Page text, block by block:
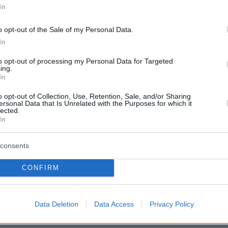
opt-out of the Sale of my Personal Data.
opt-out of processing my Personal Data for Targeted
opt-out of Collection, Use, Retention, Sale, and/or Sharing
Data that Is Unrelated with the Purposes for which it
CONFIRM
Data Deletion Data Access Privacy Policy
protothema.gr στο Google News
είχε ο Παναθηναικός τον Μπακασετα και
είναι μεγαλύτερο όνομα από τον Παναθηναϊκό
θα έρθετε πάλη...